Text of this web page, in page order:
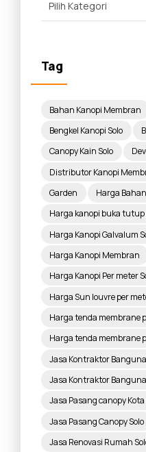
Tag
Bahan Kanopi Membran
Bengkel Kanopi Solo
Canopy Kain Solo
Distributor Kanopi
Garden
Harga
Harga kanopi buka tutup
Harga Kanopi Galvalum
Harga Kanopi Membran
Harga Kanopi Per meter
Harga Sun louvre per
Harga tenda membrane
Harga tenda membrane
Jasa Kontraktor
Jasa Kontraktor
Jasa Pasang canopy Kota
Jasa Pasang Canopy Solo
Jasa Renovasi Rumah